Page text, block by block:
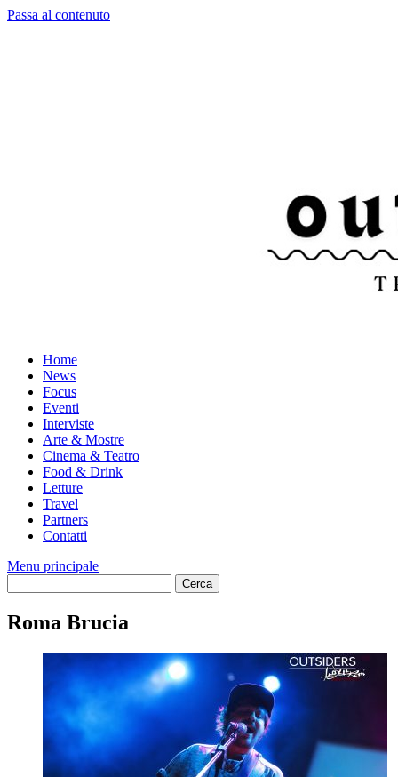
Passa al contenuto
Home
News
Focus
Eventi
Interviste
Arte & Mostre
Cinema & Teatro
Food & Drink
Letture
Travel
Partners
Contatti
Menu principale
Roma Brucia